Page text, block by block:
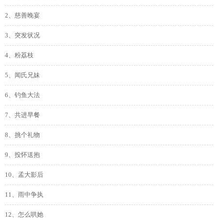
2、慈善晚宴
3、突发状况
4、粉荔枝
5、闻氏兄妹
6、钓鱼大法
7、共进早餐
8、挑个礼物
9、投怀送抱
10、孟大影后
11、雨中争执
12、怎么哄她